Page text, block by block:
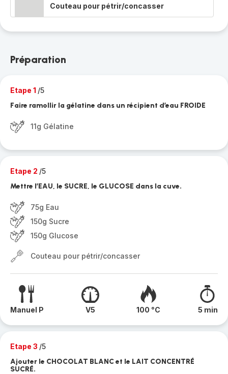
Couteau pour pétrir/concasser
Préparation
Etape 1 /5
Faire ramollir la gélatine dans un récipient d’eau FROIDE
11g Gélatine
Etape 2 /5
Mettre l’EAU, le SUCRE, le GLUCOSE dans la cuve.
75g Eau
150g Sucre
150g Glucose
Couteau pour pétrir/concasser
Manuel P V5 100 °C 5 min
Etape 3 /5
Ajouter le CHOCOLAT BLANC et le LAIT CONCENTRÉ
SUCRÉ.